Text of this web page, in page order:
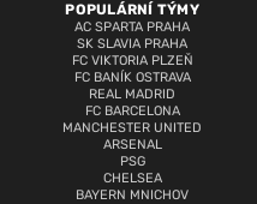
POPULÁRNÍ TÝMY
AC SPARTA PRAHA
SK SLAVIA PRAHA
FC VIKTORIA PLZEŇ
FC BANÍK OSTRAVA
REAL MADRID
FC BARCELONA
MANCHESTER UNITED
ARSENAL
PSG
CHELSEA
BAYERN MNICHOV